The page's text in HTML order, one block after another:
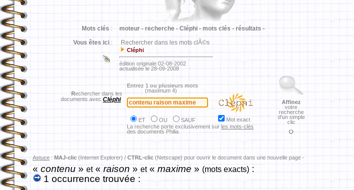
Mots clés : moteur - recherche - Cléphi - mots clés - résultats -
Vous êtes ici : Rechercher dans les mots clÃ©s
Cléphi
édition originale 02-08-2002
actualisée le 28-09-2008
Rechercher dans les
documents avec Cléphi
Entrez 1 ou plusieurs mots
(maximum 4)
ET OU SAUF
Mot exact
La recherche porte exclusivement sur les mots-clés
des documents Philia.
Affinez
votre
recherche
d'un simple
clic
Astuce : MAJ-clic (Internet Explorer) / CTRL-clic (Netscape) pour ouvrir le document dans une nouvelle page -
«contenu » et« raison » et« maxime » (mots exacts) :
1 occurrence trouvée :